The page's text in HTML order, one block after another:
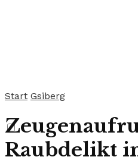
Start Gsiberg
Raubdelikt